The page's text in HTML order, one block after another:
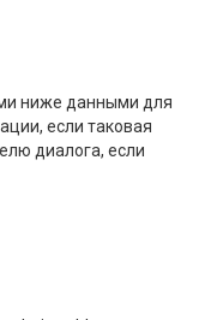
ниже данными для
если таковая
диалога, если